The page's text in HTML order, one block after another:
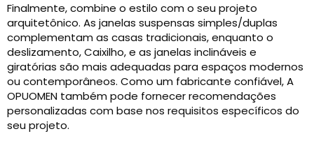
Finalmente, combine o estilo com o seu projeto
arquitetônico. As janelas suspensas simples/duplas
complementam as casas tradicionais, enquanto o
deslizamento, Caixilho, e as janelas inclináveis ​​e
giratórias são mais adequadas para espaços modernos
ou contemporâneos. Como um fabricante confiável, A
OPUOMEN também pode fornecer recomendações
personalizadas com base nos requisitos específicos do
seu projeto.